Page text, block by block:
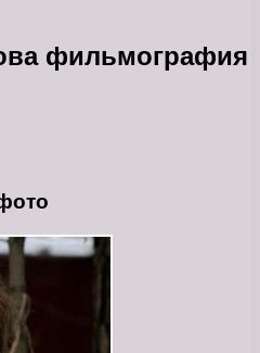
фильмография